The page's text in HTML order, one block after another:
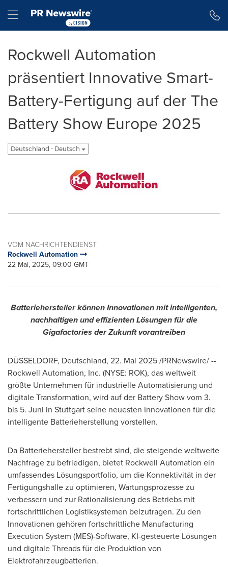
Hamburger menu
Rockwell Automation
präsentiert Innovative Smart-
Battery-Fertigung auf der The
Battery Show Europe 2025
Deutschland - Deutsch
VOM NACHRICHTENDIENST
Rockwell Automation
22 Mai, 2025, 09:00 GMT
Batteriehersteller können Innovationen mit intelligenten,
nachhaltigen und effizienten Lösungen für die
Gigafactories der Zukunft vorantreiben
DÜSSELDORF, Deutschland, 22. Mai 2025/PRNewswire/ --
Rockwell Automation, Inc. (NYSE: ROK), das weltweit
größte Unternehmen für industrielle Automatisierung und
digitale Transformation, wird auf der Battery Show vom 3.
bis 5. Juni in Stuttgartseine neuesten Innovationen für die
intelligente Batterieherstellung vorstellen.
Da Batteriehersteller bestrebt sind, die steigende weltweite
Nachfrage zu befriedigen, bietet Rockwell Automation ein
umfassendes Lösungsportfolio, um die Konnektivität in der
Fertigungshalle zu optimieren, Wartungsprozesse zu
verbessern und zur Rationalisierung des Betriebs mit
fortschrittlichen Logistiksystemen beizutragen. Zu den
Innovationen gehören fortschrittliche Manufacturing
Execution System (MES)-Software, KI-gesteuerte Lösungen
und digitale Threads für die Produktion von
Elektrofahrzeugbatterien.